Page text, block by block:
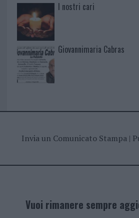
I nostri cari
Giovannimaria Cabras
Invia un Comunicato Stampa|
Vuoi rimanere sempre